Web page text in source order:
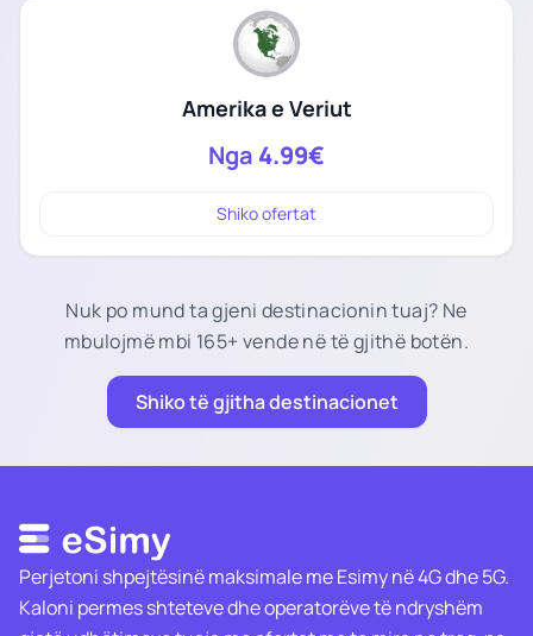
Amerika e Veriut
Nga 4.99€
Shiko ofertat
Nuk po mund ta gjeni destinacionin tuaj? Ne
mbulojmë mbi 165+ vende në të gjithë botën.
Shiko të gjitha destinacionet
Perjetoni shpejtësinë maksimale me Esimy në 4G dhe 5G.
Kaloni permes shteteve dhe operatorëve të ndryshëm